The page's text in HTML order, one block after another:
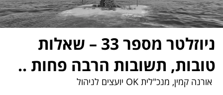
ניוזלטר מספר 33 – שאלות
טובות, תשובות הרבה פחות ..
אורנה קמין, מנכ"לית OK יועצים לניהול